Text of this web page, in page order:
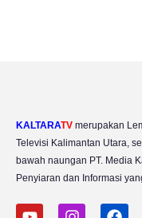
KALTARATV merupakan
Televisi Kalimantan Utara,
bawah naungan PT. Media
Penyiaran dan Informasi
Y
I
F